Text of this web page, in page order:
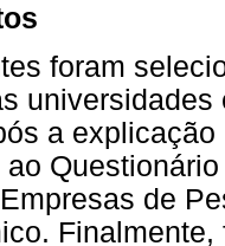
foram
universidades
a
ao
de